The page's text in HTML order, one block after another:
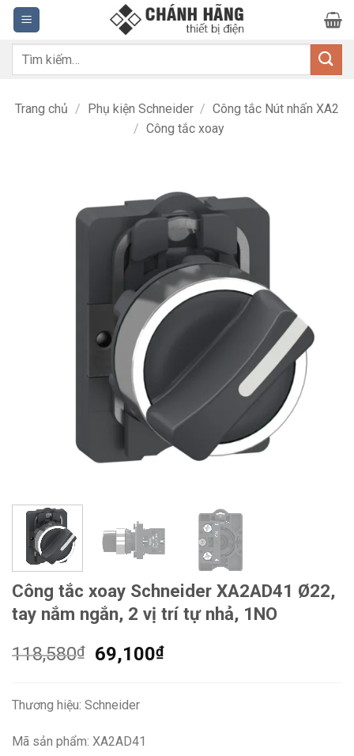
Bỏ
qua
nội
dung
Tìm
Trang chủ / Phụ kiện Schneider / Công tắc Nút nhấn XA2
/ Công tắc xoay
Công tắc xoay Schneider XA2AD41 Ø22,
tay nắm ngắn, 2 vị trí tự nhả, 1NO
118,580₫
Giá
118,580₫.
69,100₫Giá
Thương hiệu: Schneider
Mã sản phẩm: XA2AD41